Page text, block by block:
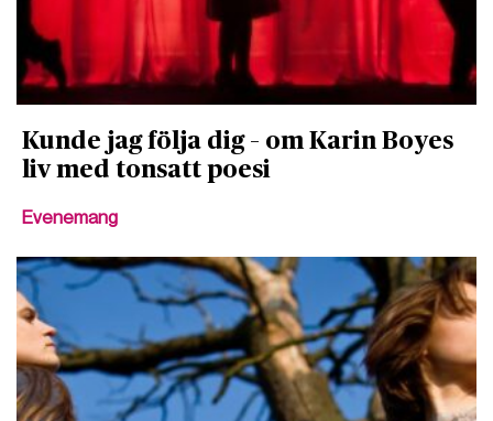
Kunde jag följa dig – om Karin Boyes
liv med tonsatt poesi
Evenemang